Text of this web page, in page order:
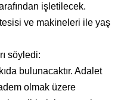
işletilecek.
ve makineleri ile yaş
söyledi:
bulunacaktır. Adalet
olmak üzere